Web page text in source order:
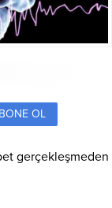
OL
gerçekleşmeden